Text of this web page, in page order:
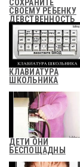
СОХРАНИТЕ
СВОЕМУ РЕБЕНКУ
ДЕВСТВЕННОСТЬ
КЛАВИАТУРА
ШКОЛЬНИКА
ДЕТИ ОНИ
БЕСПОЩАДНЫ